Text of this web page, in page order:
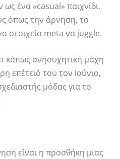
ένα «casual» παιχνίδι,
όπως την άρνηση, το
στοιχείο meta να juggle.
κάπως ανησυχητική μάχη
επέτειό του τον Ιούνιο,
μόδας για το
είναι η προσθήκη μιας